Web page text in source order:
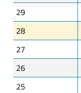
29
28
27
26
25